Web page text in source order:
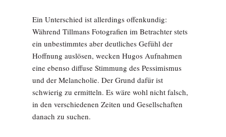
Ein Unterschied ist allerdings offenkundig:
Während Tillmans Fotografien im Betrachter stets
ein unbestimmtes aber deutliches Gefühl der
Hoffnung auslösen, wecken Hugos Aufnahmen
eine ebenso diffuse Stimmung des Pessimismus
und der Melancholie. Der Grund dafür ist
schwierig zu ermitteln. Es wäre wohl nicht falsch,
in den verschiedenen Zeiten und Gesellschaften
danach zu suchen.